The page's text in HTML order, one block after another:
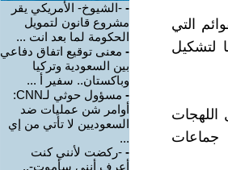
التي
لتشكيل
اللهجات
جماعات
- -الشيوخ- الأمريكي يقر
مشروع قانون لتمويل
الحكومة لما بعد انت ...
- معنى توقيع اتفاق دفاعي
بين السعودية وتركيا
وباكستان.. سفير أ ...
-
مسؤول حوثي لـCNN:
أوامر شن عمليات ضد
السعوديين لا تأتي من إي
...
- -ركضت لأنني كنت
أعرف أنني سأموت-..